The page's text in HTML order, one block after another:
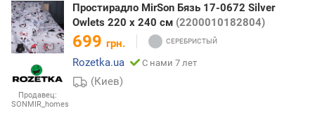
Продавец:
SONMIR_homes
Простирадло MirSon Бязь 17-0672 Silver
Owlets 220 х 240 см (2200010182804)
699 грн.
Rozetka.ua
С нами 7 лет
(Киев)